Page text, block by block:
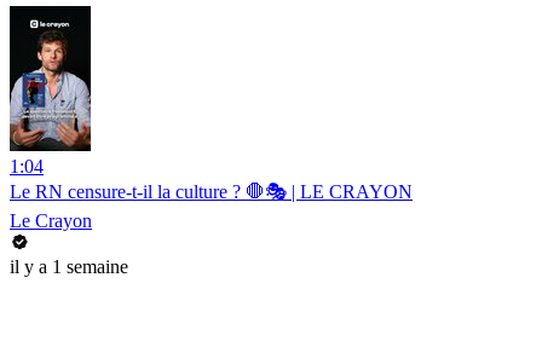
1:04
Le RN censure-t-il la culture ? 🛑🎭 | LE CRAYON
Le Crayon
il y a 1 semaine